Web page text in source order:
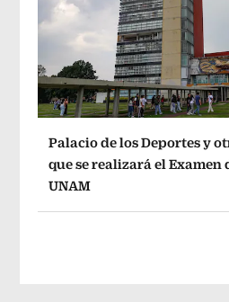
Palacio de los Deportes y
que se realizará el Examen
UNAM